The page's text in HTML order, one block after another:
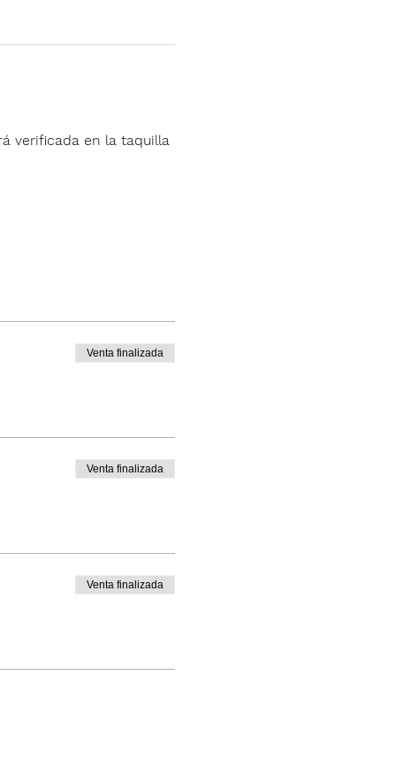
verificada en la taquilla
Venta finalizada
Venta finalizada
Venta finalizada